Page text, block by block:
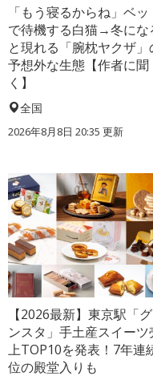
「もう寝るからね」ベッ
で待機する白猫→冬にな
と現れる「腕枕ヤクザ」
予想外な生態【作者に聞
く】
全国
2026年8月8日 20:35 更新
【2026最新】東京駅「
ンスタ」手土産スイーツ
上TOP10を発表！7年連
位の殿堂入りも